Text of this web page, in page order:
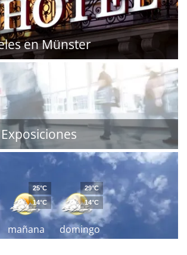
en Münster
mañana
25°C
14°C
domingo
29°C
14°C